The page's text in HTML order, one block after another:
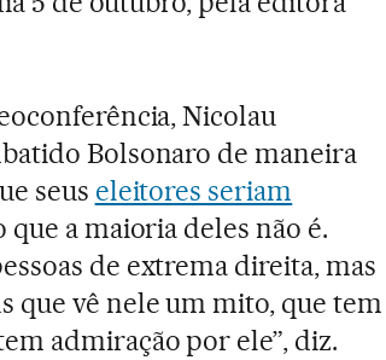
Nicolau
Bolsonaro de maneira
seus eleitores seriam
a maioria deles não é.
de extrema direita, mas
que vê nele um mito, que tem
admiração por ele”, diz.